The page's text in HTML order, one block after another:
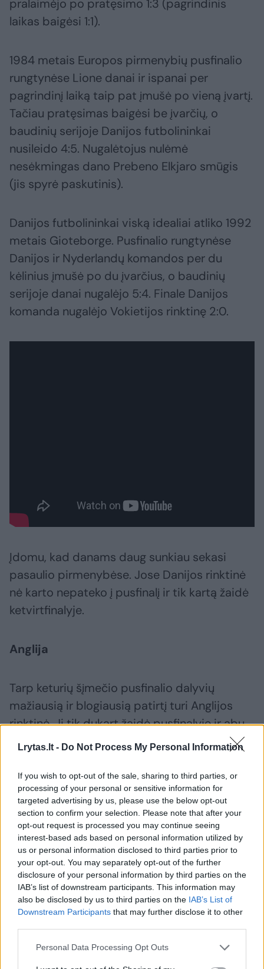
Lrytas.lt - Do Not Process My Personal Information
If you wish to opt-out of the sale, sharing to third parties, or
processing of your personal or sensitive information for
targeted advertising by us, please use the below opt-out
section to confirm your selection. Please note that after your
opt-out request is processed you may continue seeing
interest-based ads based on personal information utilized by
us or personal information disclosed to third parties prior to
your opt-out. You may separately opt-out of the further
disclosure of your personal information by third parties on the
IAB’s list of downstream participants. This information may
also be disclosed by us to third parties on the IAB’s List of
Downstream Participants that may further disclose it to other
Personal Data Processing Opt Outs
pralaimėjo po pratęsimo 1:3 (pagrindinis
laikas baigėsi 1:1).
1984 metais Europos pirmenybių pusfinalio
rungtynėse Lione danai ir ispanai per
pagrindinį laiką taip pat įmušė po vieną įvartį.
Tačiau pratęsimas baigėsi be įvarčių, o
baudinių serijoje Danijos futbolininkai
nusileido 4:5. Nugalėtojus nulėmė
nesėkmingas dano Prebeno Elkjaro smūgis
(jis spyrė paskutinis).
Danijos futbolininkai viską idealiai atliko 1992
metais Gioteborge. Pusfinalio rungtynėse
Danijos ir Nyderlandų komandos per du
kėlinius įmušė po du įvarčius, o baudinių
serijoje danai nugalėjo 5:4. Finale Danijos
komanda nugalėjo Vokietijos rinktinę 2:0.
Įdomu, kad danams daug sunkiau sekasi
pasaulio pirmenybėse. Jose Danijos rinktinė
nė karto nepateko į pusfinalį ir tik kartą žaidė
ketvirtfinalyje.
Anglija
Tarp keturių šįmečio pusfinalio dalyvių
mažiausią ir blogiausią patirtį turi Anglijos
rinktinė. Ji tik dukart žaidė pusfinalyje ir abu
kartus pralaimėjo.
1968 metais Florencijos stadione anglams
koją pakišo Jugoslavijos rinktinė. Per
pusfinalio rungtynes serbas Draganas
Džajičius vienintelį įvartį įmušė antrojo kėlinio
pabaigoje – 86-ąją minutę.
1996 metų birželio 26 dieną Europos
pirmenybių pusfinalio rungtynės vyko toje
pačioje vietoje, kurioje vyks ir šiais metais –
„Wembley“ stadione. Anglijos ir Vokietijos